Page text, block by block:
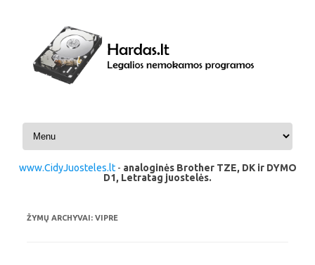
Pereiti prie turinio
www.CidyJuosteles.lt- analoginės Brother TZE, DK ir DYMO
D1, Letratag juostelės.
ŽYMŲ ARCHYVAI: VIPRE